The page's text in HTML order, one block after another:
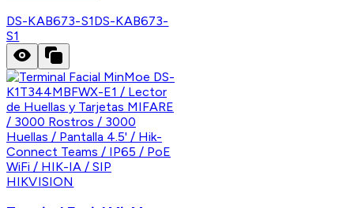
DS-KAB673-S1DS-KAB673-
S1
HIKVISION